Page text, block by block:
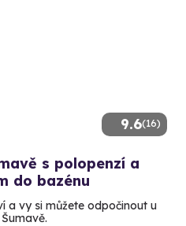
9.6(16)
s polopenzí a
do bazénu
a vy si můžete odpočinout u